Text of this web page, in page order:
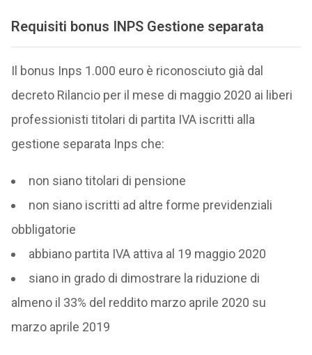
Requisiti bonus INPS Gestione separata
Il bonus Inps 1.000 euro è riconosciuto già dal
decreto Rilancio per il mese di maggio 2020 ai liberi
professionisti titolari di partita IVA iscritti alla
gestione separata Inps che:
non siano titolari di pensione
non siano iscritti ad altre forme previdenziali
obbligatorie
abbiano partita IVA attiva al 19 maggio 2020
siano in grado di dimostrare la riduzione di
almeno il 33% del reddito marzo aprile 2020 su
marzo aprile 2019